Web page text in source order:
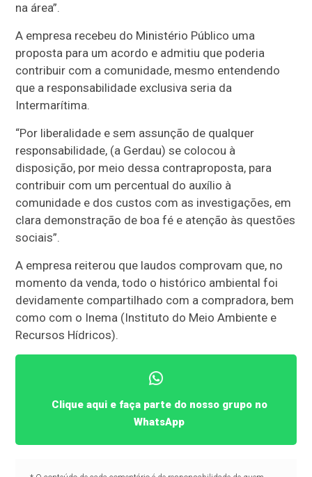
na área”.
A empresa recebeu do Ministério Público uma
proposta para um acordo e admitiu que poderia
contribuir com a comunidade, mesmo entendendo
que a responsabilidade exclusiva seria da
Intermarítima.
“Por liberalidade e sem assunção de qualquer
responsabilidade, (a Gerdau) se colocou à
disposição, por meio dessa contraproposta, para
contribuir com um percentual do auxílio à
comunidade e dos custos com as investigações, em
clara demonstração de boa fé e atenção às questões
sociais”.
A empresa reiterou que laudos comprovam que, no
momento da venda, todo o histórico ambiental foi
devidamente compartilhado com a compradora, bem
como com o Inema (Instituto do Meio Ambiente e
Recursos Hídricos).
Clique aqui e faça parte do nosso grupo no
WhatsApp